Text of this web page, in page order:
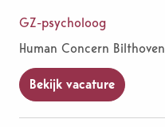
GZ-psycholoog
Human Concern Bilthoven
Bekijk vacature